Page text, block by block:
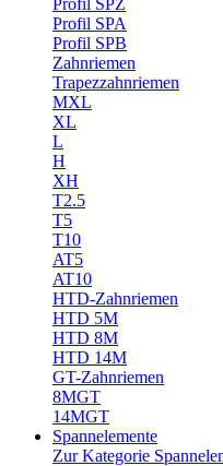
Profil SPZ
Profil SPA
Profil SPB
Zahnriemen
Trapezzahnriemen
MXL
XL
L
H
XH
T2.5
T5
T10
AT5
AT10
HTD-Zahnriemen
HTD 5M
HTD 8M
HTD 14M
GT-Zahnriemen
8MGT
14MGT
Spannelemente
Zur Kategorie